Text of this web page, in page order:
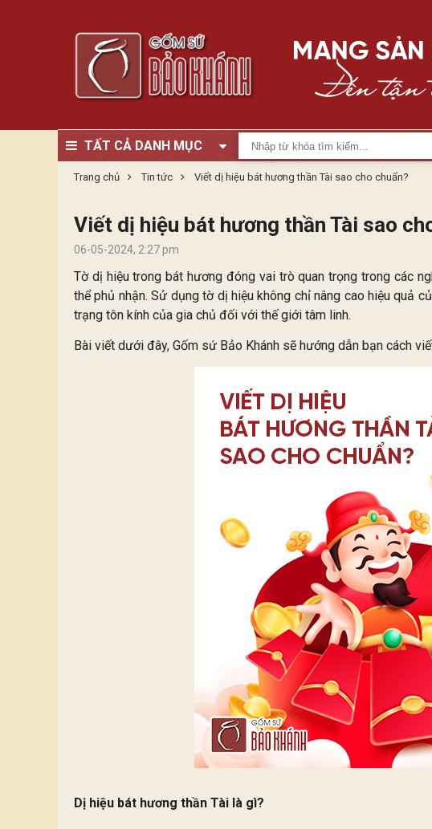
TẤT CẢ DANH MỤC
Trang chủ Tin tức Viết dị hiệu bát hương thần Tài sao cho chuẩn?
Viết dị hiệu bát hương thần Tài sao
06-05-2024, 2:27 pm
Tờ dị hiệu trong bát hương đóng vai trò quan trọng trong các
thể phủ nhận. Sử dụng tờ dị hiệu không chỉ nâng cao hiệu quả
trạng tôn kính của gia chủ đối với thế giới tâm linh.
Bài viết dưới đây, Gốm sứ Bảo Khánh sẽ hướng dẫn bạn cách
Dị hiệu bát hương thần Tài là gì?